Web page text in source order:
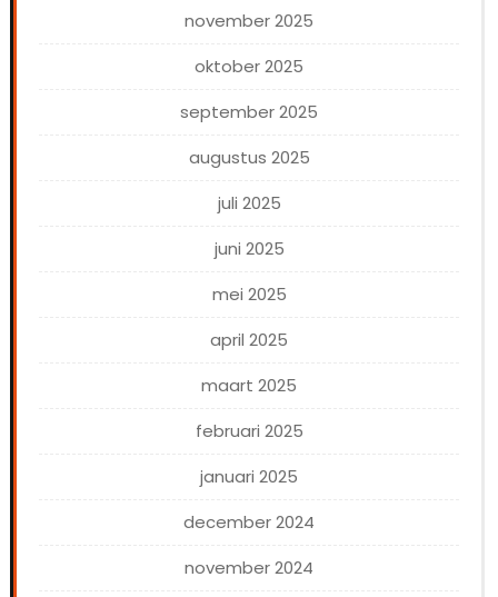
november 2025
oktober 2025
september 2025
augustus 2025
juli 2025
juni 2025
mei 2025
april 2025
maart 2025
februari 2025
januari 2025
december 2024
november 2024